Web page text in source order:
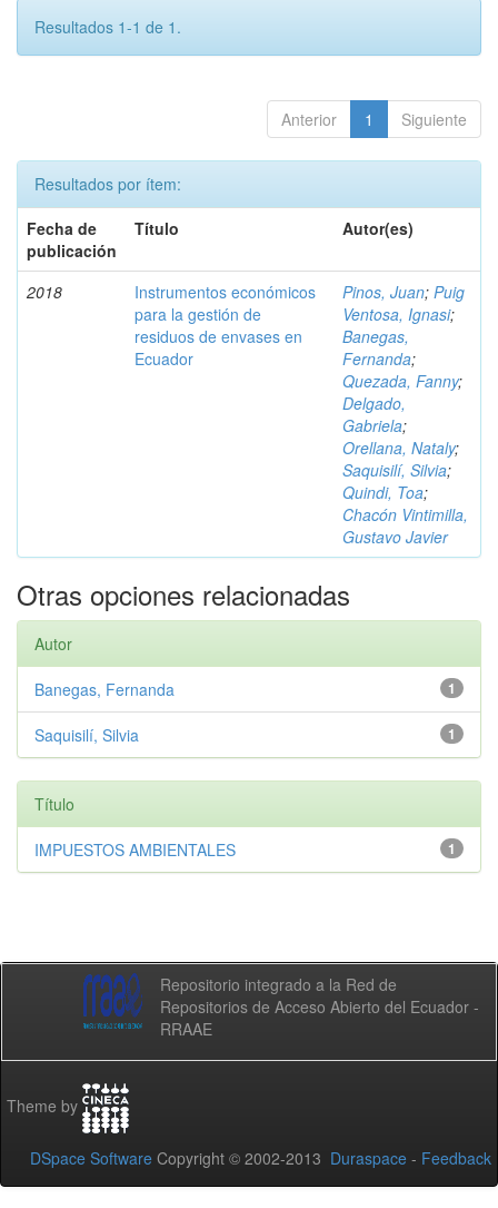
Resultados 1-1 de 1.
Anterior 1 Siguiente
Resultados por ítem:
Fecha de
publicación
Título Autor(es)
2018
Instrumentos económicos
para la gestión de
residuos de envases en
Ecuador
Pinos, Juan; Puig
Ventosa, Ignasi;
Banegas,
Fernanda;
Quezada, Fanny;
Delgado,
Gabriela;
Orellana, Nataly;
Saquisilí, Silvia;
Quindi, Toa;
Chacón Vintimilla,
Gustavo Javier
Otras opciones relacionadas
Autor
1
Banegas, Fernanda
1
Saquisilí, Silvia
Título
1
IMPUESTOS AMBIENTALES
Repositorio integrado a la Red de
Repositorios de Acceso Abierto del Ecuador -
RRAAE
Theme by
DSpace Software Copyright © 2002-2013 Duraspace - Feedback